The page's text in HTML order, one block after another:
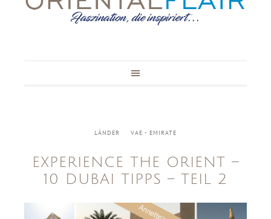
LÄNDER VAE - EMIRATE
EXPERIENCE THE ORIENT –
10 DUBAI TIPPS – TEIL 2